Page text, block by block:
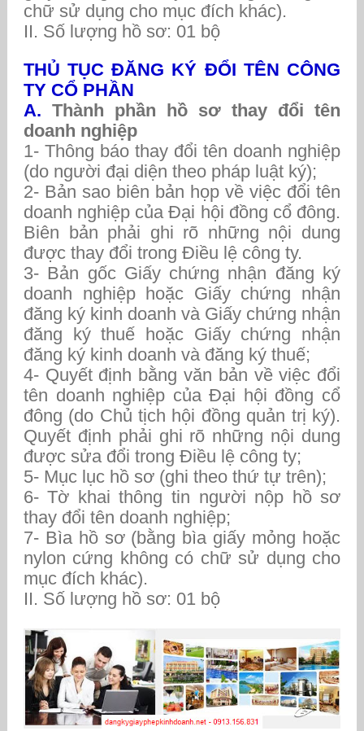
chữ sử dụng cho mục đích khác).
II. Số lượng hồ sơ: 01 bộ
THỦ TỤC ĐĂNG KÝ ĐỔI TÊN CÔNG
TY CỔ PHẦN
A. Thành phần hồ sơ thay đổi tên
doanh nghiệp
1- Thông báo thay đổi tên doanh nghiệp
(do người đại diện theo pháp luật ký);
2- Bản sao biên bản họp về việc đổi tên
doanh nghiệp của Đại hội đồng cổ đông.
Biên bản phải ghi rõ những nội dung
được thay đổi trong Điều lệ công ty.
3- Bản gốc Giấy chứng nhận đăng ký
doanh nghiệp hoặc Giấy chứng nhận
đăng ký kinh doanh và Giấy chứng nhận
đăng ký thuế hoặc Giấy chứng nhận
đăng ký kinh doanh và đăng ký thuế;
4- Quyết định bằng văn bản về việc đổi
tên doanh nghiệp của Đại hội đồng cổ
đông (do Chủ tịch hội đồng quản trị ký).
Quyết định phải ghi rõ những nội dung
được sửa đổi trong Điều lệ công ty;
5- Mục lục hồ sơ (ghi theo thứ tự trên);
6- Tờ khai thông tin người nộp hồ sơ
thay đổi tên doanh nghiệp;
7- Bìa hồ sơ (bằng bìa giấy mỏng hoặc
nylon cứng không có chữ sử dụng cho
mục đích khác).
II. Số lượng hồ sơ: 01 bộ